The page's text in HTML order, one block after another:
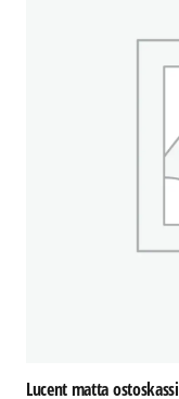
Lucent matta ostoskassi